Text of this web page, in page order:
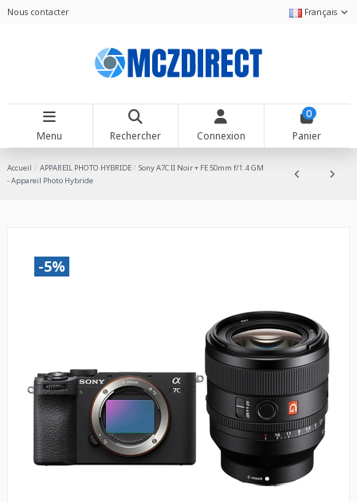
Nous contacter Français
Menu Rechercher Connexion
0
Panier
Accueil APPAREIL PHOTO HYBRIDE
Sony A7C II Noir + FE 50mm f/1.4 GM
- Appareil Photo Hybride
-5%